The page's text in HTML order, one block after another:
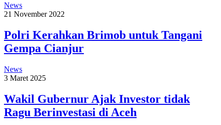
News
21 November 2022
Polri Kerahkan Brimob untuk Tangani
Gempa Cianjur
News
3 Maret 2025
Wakil Gubernur Ajak Investor tidak
Ragu Berinvestasi di Aceh